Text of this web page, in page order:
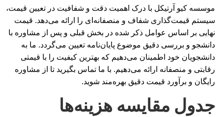
موسسه کیو آرتیکل با درک اهمیت دقت و شفافیت در تعیین قیمت،
سیستم قیمت‌گذاری شفاف و منصفانه‌ای را ارائه می‌دهد. قیمت
نهایی بر اساس عوامل ذکر شده در بخش قبلی و پس از مشاوره با
دانشجو و بررسی دقیق موضوع پایان‌نامه تعیین می‌گردد. ما به
دانشجویان خود اطمینان می‌دهیم که بهترین کیفیت را با قیمتی
رقابتی و منصفانه ارائه می‌دهیم. با ما تماس بگیرید تا از مشاوره
رایگان و برآورد قیمت دقیق بهره‌مند شوید.
جدول مقایسه هزینه‌ها